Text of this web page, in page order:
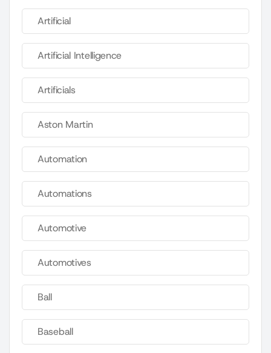
Artificial
Artificial Intelligence
Artificials
Aston Martin
Automation
Automations
Automotive
Automotives
Ball
Baseball